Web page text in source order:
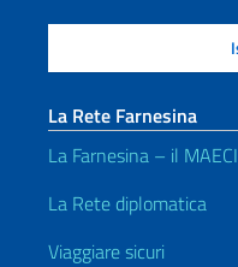
La Rete Farnesina
La Farnesina – il MAECI
La Rete diplomatica
Viaggiare sicuri